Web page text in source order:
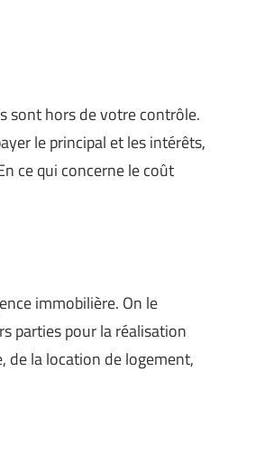
sont hors de votre contrôle.
le principal et les intérêts,
ce qui concerne le coût
immobilière. On le
parties pour la réalisation
de la location de logement,